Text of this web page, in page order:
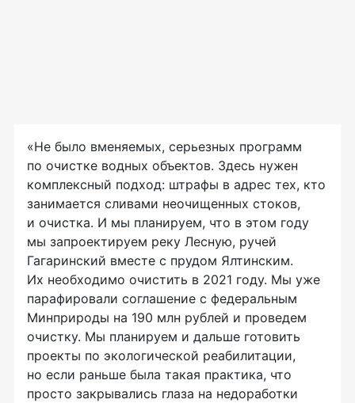
«Не было вменяемых, серьезных программ
по очистке водных объектов. Здесь нужен
комплексный подход: штрафы в адрес тех, кто
занимается сливами неочищенных стоков,
и очистка. И мы планируем, что в этом году
мы запроектируем реку Лесную, ручей
Гагаринский вместе с прудом Ялтинским.
Их необходимо очистить в 2021 году. Мы уже
парафировали соглашение с федеральным
Минприроды на 190 млн рублей и проведем
очистку. Мы планируем и дальше готовить
проекты по экологической реабилитации,
но если раньше была такая практика, что
просто закрывались глаза на недоработки